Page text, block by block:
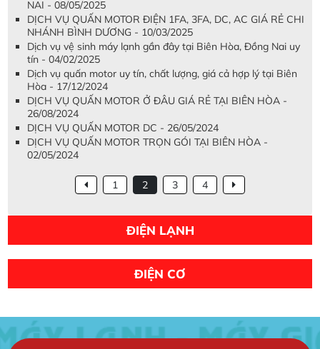
NAI - 08/05/2025
DỊCH VỤ QUẤN MOTOR ĐIỆN 1FA, 3FA, DC, AC GIÁ RẺ CHI
NHÁNH BÌNH DƯƠNG - 10/03/2025
Dịch vụ vệ sinh máy lạnh gần đây tại Biên Hòa, Đồng Nai uy
tín - 04/02/2025
Dịch vụ quấn motor uy tín, chất lượng, giá cả hợp lý tại Biên
Hòa - 17/12/2024
DỊCH VỤ QUẤN MOTOR Ở ĐÂU GIÁ RẺ TẠI BIÊN HÒA -
26/08/2024
DỊCH VỤ QUẤN MOTOR DC - 26/05/2024
DỊCH VỤ QUẤN MOTOR TRỌN GÓI TẠI BIÊN HÒA -
02/05/2024
1 2 3 4
ĐIỆN LẠNH
ĐIỆN CƠ